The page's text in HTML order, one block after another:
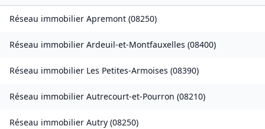
Réseau immobilier Apremont (08250)
Réseau immobilier Ardeuil-et-Montfauxelles (08400)
Réseau immobilier Les Petites-Armoises (08390)
Réseau immobilier Autrecourt-et-Pourron (08210)
Réseau immobilier Autry (08250)